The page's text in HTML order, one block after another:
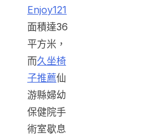
Enjoy121
面積達36
平方米，
而久坐椅
子推薦仙
游縣婦幼
保健院手
術室歇息